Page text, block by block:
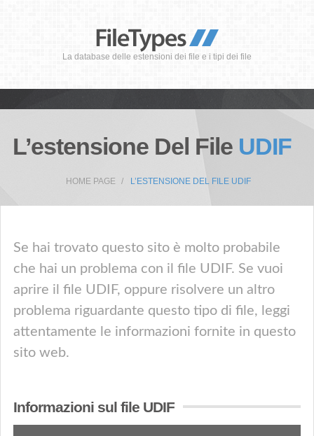
La database delle estensioni dei file e i tipi dei file
L’estensione Del File UDIF
HOME PAGE L’ESTENSIONE DEL FILE UDIF
Se hai trovato questo sito è molto probabile
che hai un problema con il file UDIF. Se vuoi
aprire il file UDIF, oppure risolvere un altro
problema riguardante questo tipo di file, leggi
attentamente le informazioni fornite in questo
sito web.
Informazioni sul file UDIF